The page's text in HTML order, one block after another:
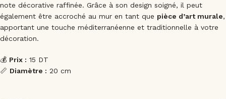
note décorative raffinée. Grâce à son design soigné, il peut
également être accroché au mur en tant que pièce d’art murale,
apportant une touche méditerranéenne et traditionnelle à votre
décoration.
💰 Prix : 15 DT
📏 Diamètre : 20 cm